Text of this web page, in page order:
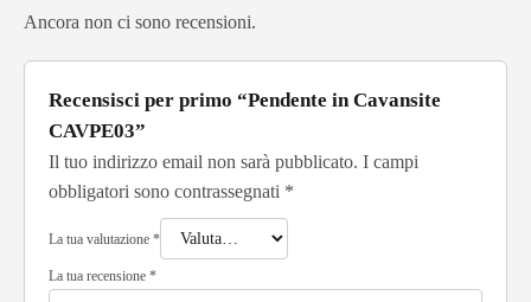
Ancora non ci sono recensioni.
Recensisci per primo “Pendente in Cavansite
CAVPE03”
Il tuo indirizzo email non sarà pubblicato. I campi
obbligatori sono contrassegnati *
La tua valutazione *
La tua recensione *